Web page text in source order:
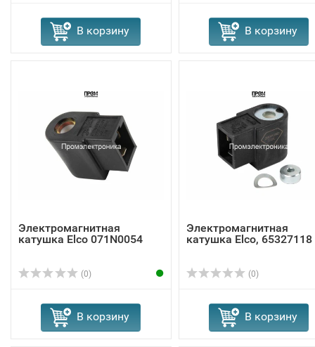
В корзину В корзину
Электромагнитная
катушка Elco 071N0054
(0)
В корзину
Электромагнитная
катушка Elco, 65327118
(0)
В корзину